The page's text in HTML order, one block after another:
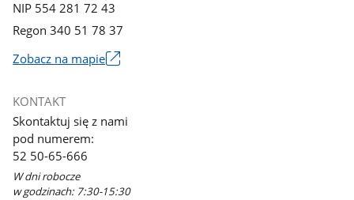
NIP 554 281 72 43
Regon 340 51 78 37
Zobacz na mapie
się
w
nowym
oknie
KONTAKT
Skontaktuj się z nami
pod numerem:
52 50-65-666
W dni robocze
w godzinach: 7:30-15:30